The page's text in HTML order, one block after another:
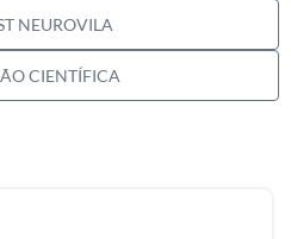
NEUROVILA
CIENTÍFICA